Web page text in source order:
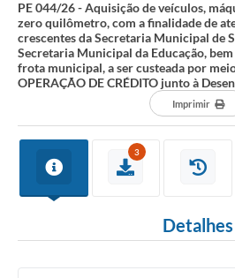
SIC
Diário Oficial
Prestação de Contas
Conselhos Municipais
Concursos
Arquivos para Download
PE 044/26 - Aquisição de veículos,
zero quilômetro, com a finalidade de
crescentes da Secretaria Municipal de
Secretaria Municipal da Educação,
frota municipal, a ser custeada por
OPERAÇÃO DE CRÉDITO junto à
Imprimir
3
Detalhes